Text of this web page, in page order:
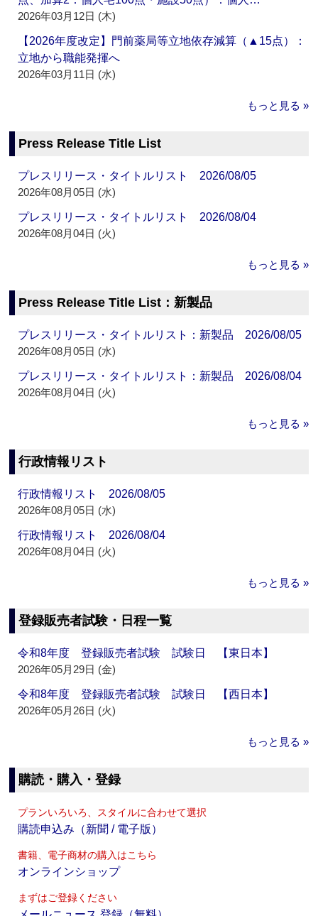
2026年03月12日 (木)
【2026年度改定】門前薬局等立地依存減算（▲15点）：
立地から職能発揮へ
2026年03月11日 (水)
もっと見る »
Press Release Title List
プレスリリース・タイトルリスト 2026/08/05
2026年08月05日 (水)
プレスリリース・タイトルリスト 2026/08/04
2026年08月04日 (火)
もっと見る »
Press Release Title List：新製品
プレスリリース・タイトルリスト：新製品 2026/08/05
2026年08月05日 (水)
プレスリリース・タイトルリスト：新製品 2026/08/04
2026年08月04日 (火)
もっと見る »
行政情報リスト
行政情報リスト 2026/08/05
2026年08月05日 (水)
行政情報リスト 2026/08/04
2026年08月04日 (火)
もっと見る »
登録販売者試験・日程一覧
令和8年度 登録販売者試験 試験日 【東日本】
2026年05月29日 (金)
令和8年度 登録販売者試験 試験日 【西日本】
2026年05月26日 (火)
もっと見る »
購読・購入・登録
プランいろいろ、スタイルに合わせて選択
購読申込み（新聞 / 電子版）
書籍、電子商材の購入はこちら
オンラインショップ
まずはご登録ください